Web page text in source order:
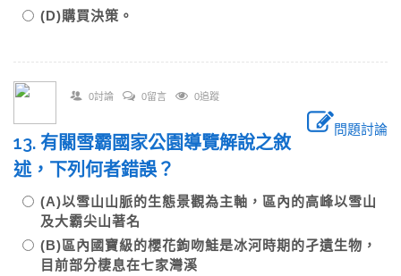
(D)購買決策。
0討論 0留言 0追蹤
問題討論
13. 有關雪霸國家公園導覽解說之敘
述，下列何者錯誤？
(A)以雪山山脈的生態景觀為主軸，區內的高峰以雪山
及大霸尖山著名
(B)區內國寶級的櫻花鉤吻鮭是冰河時期的孑遺生物，
目前部分棲息在七家灣溪